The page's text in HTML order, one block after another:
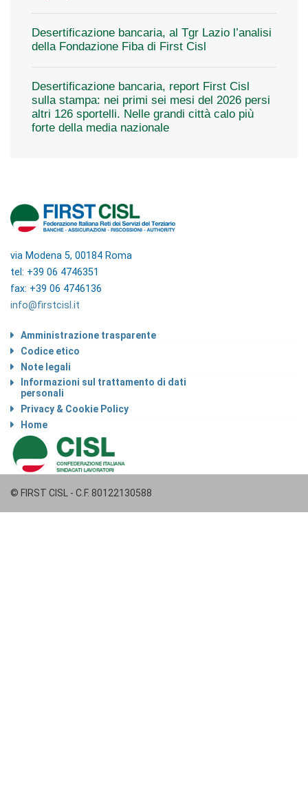
Desertificazione bancaria, al Tgr Lazio l’analisi
della Fondazione Fiba di First Cisl
Desertificazione bancaria, report First Cisl
sulla stampa: nei primi sei mesi del 2026 persi
altri 126 sportelli. Nelle grandi città calo più
forte della media nazionale
via Modena 5, 00184 Roma
tel: +39 06 4746351
fax: +39 06 4746136
info@firstcisl.it
Amministrazione trasparente
Codice etico
Note legali
Informazioni sul trattamento di dati
personali
Privacy & Cookie Policy
Home
© FIRST CISL - C.F. 80122130588